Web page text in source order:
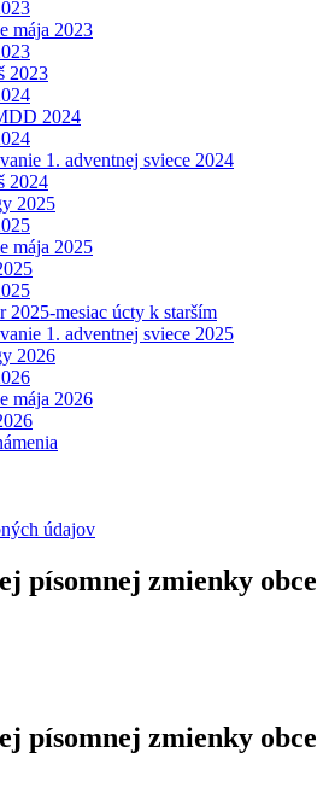
mája 2023
2023
2024
1. adventnej sviece 2024
2024
2025
mája 2025
2025-mesiac úcty k starším
1. adventnej sviece 2025
2026
mája 2026
údajov
písomnej zmienky obce
písomnej zmienky obce